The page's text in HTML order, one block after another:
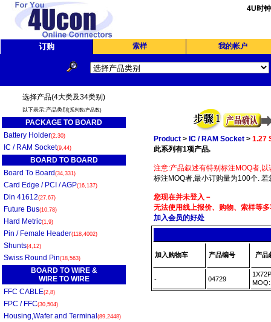
4U时
订购 索样 我的帐户
选择产品(4大类及34类别)
以下表示:产品类别 (系列数/产品数)
PACKAGE TO BOARD
Battery Holder(2,30)
IC / RAM Socket(9,44)
BOARD TO BOARD
Board To Board (34,331)
Card Edge / PCI / AGP(16,137)
Din 41612(27,67)
Future Bus(10,78)
Hard Metric(1,9)
Pin / Female Header(118,4002)
Shunts(4,12)
Swiss Round Pin(18,563)
BOARD TO WIRE &
WIRE TO WIRE
FFC CABLE(2,8)
FPC / FFC(30,504)
Housing,Wafer and Terminal (89,2448)
Product > IC / RAM Socket > 1.27
此系列有1项产品.
注意:产品叙述有特别标注MOQ者,
标注MOQ者,最小订购量为100个.
您现在并未登入－
无法使用线上报价、购物、索样等
加入会员的好处
加入购物车 产品编号 产品
- 04729